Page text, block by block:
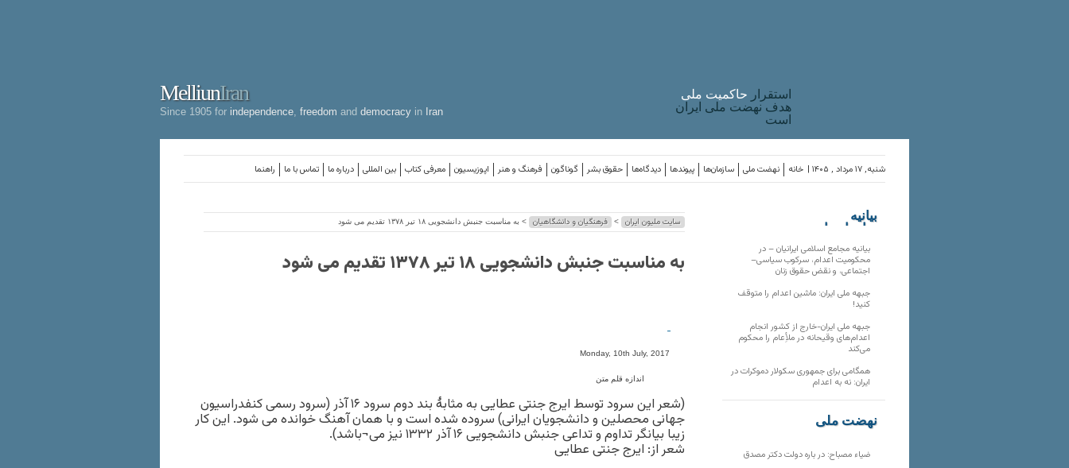
MelliunIran
Since 1905 for independence freedom and democracy in Iran
استقرار حاکميت ملی
هدف نهضت ملی ایران
است
راهنما تماس با ما درباره ما بین المللی معرفی کتاب اپوزیسیون فرهنگ و هنر گوناگون حقوق بشر دیدگاه‌ها پیوندها سازمان‌ها نهضت ملی خانه شنبه, ۱۷ مرداد , ۱۴۰۵ |
سایت ملیون ایران > فرهنگیان و دانشگاهیان > به مناسبت جنبش دانشجویی ۱۸ تیر ۱۳۷۸ تقدیم می شود
به مناسبت جنبش دانشجویی ۱۸ تیر ۱۳۷۸ تقدیم می شود
-
Monday, 10th July, 2017
اندازه قلم متن
(شعر این سرود توسط ایرج جنتی عطایی به مثابۀ بند دوم سرود ۱۶ آذر (سرود رسمی کنفدراسیون
جهانی محصلین و دانشجویان ایرانی) سروده شده است و با همان آهنگ خوانده می شود. این کار
زیبا بیانگر تداوم و تداعی جنبش دانشجویی ۱۶ آذر ۱۳۳۲ نیز می¬باشد).
شعر از: ایرج جنتی عطایی
بیانیه
سازمان‌های
بیانیه مجامع اسلامی ایرانیان – در
محکومیت اعدام، سرکوب سیاسی–
اجتماعی، و نقض حقوق زنان
جبهه ملی ایران: ماشین اعدام را متوقف
کنید!
جبهه ملی ایران-خارج از کشور انجام
اعدام‌های وقیحانه در ملأِعام را محکوم
می‌کند
همگامی برای جمهوری سکولار دموکرات در
ایران: نه به اعدام
نهضت ملی
ضیاء مصباح: در باره دولت دکتر مصدق